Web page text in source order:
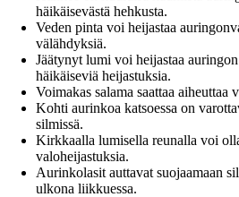
häikäisevästä hehkusta.
Veden pinta voi heijastaa
välähdyksiä.
Jäätynyt lumi voi heijastaa
häikäiseviä heijastuksia.
Voimakas salama saattaa
Kohti aurinkoa katsoessa on
silmissä.
Kirkkaalla lumisella reunalla voi
valoheijastuksia.
Aurinkolasit auttavat suojaamaan
ulkona liikkuessa.